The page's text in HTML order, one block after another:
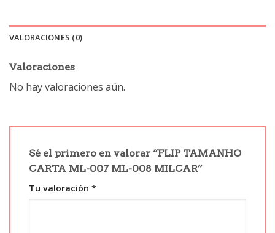
VALORACIONES (0)
Valoraciones
No hay valoraciones aún.
Sé el primero en valorar “FLIP TAMANHO
CARTA ML-007 ML-008 MILCAR”
Tu valoración *